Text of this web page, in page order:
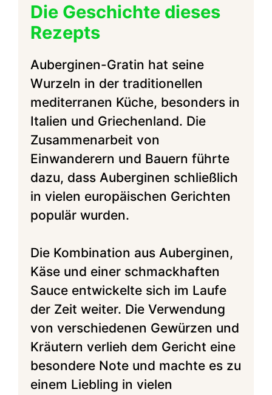
Die Geschichte dieses
Rezepts
Auberginen-Gratin hat seine
Wurzeln in der traditionellen
mediterranen Küche, besonders in
Italien und Griechenland. Die
Zusammenarbeit von
Einwanderern und Bauern führte
dazu, dass Auberginen schließlich
in vielen europäischen Gerichten
populär wurden.
Die Kombination aus Auberginen,
Käse und einer schmackhaften
Sauce entwickelte sich im Laufe
der Zeit weiter. Die Verwendung
von verschiedenen Gewürzen und
Kräutern verlieh dem Gericht eine
besondere Note und machte es zu
einem Liebling in vielen